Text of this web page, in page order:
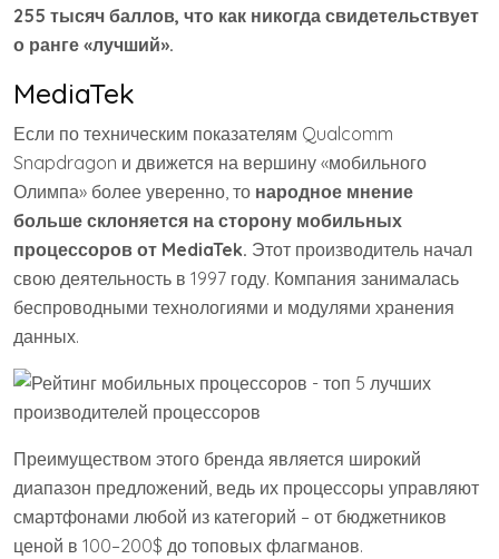
255 тысяч баллов, что как никогда свидетельствует
о ранге «лучший».
MediaTek
Если по техническим показателям Qualcomm
Snapdragon и движется на вершину «мобильного
Олимпа» более уверенно, то народное мнение
больше склоняется на сторону мобильных
процессоров от MediaTek. Этот производитель начал
свою деятельность в 1997 году. Компания занималась
беспроводными технологиями и модулями хранения
данных.
Преимуществом этого бренда является широкий
диапазон предложений, ведь их процессоры управляют
смартфонами любой из категорий – от бюджетников
ценой в 100–200$ до топовых флагманов.